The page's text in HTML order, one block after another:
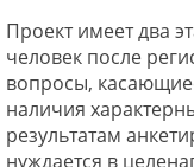
Проект имеет два
человек после
вопросы,
наличия
результатам
нуждается в